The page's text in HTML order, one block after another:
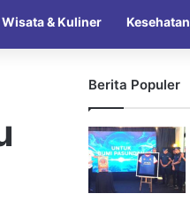
Wisata & Kuliner Kesehatan
Berita Populer